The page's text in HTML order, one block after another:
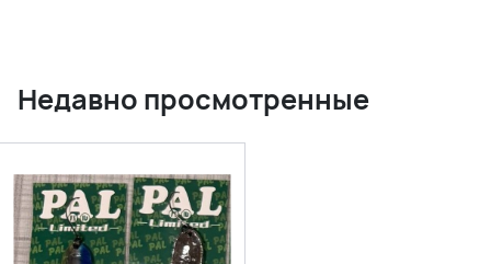
Недавно просмотренные